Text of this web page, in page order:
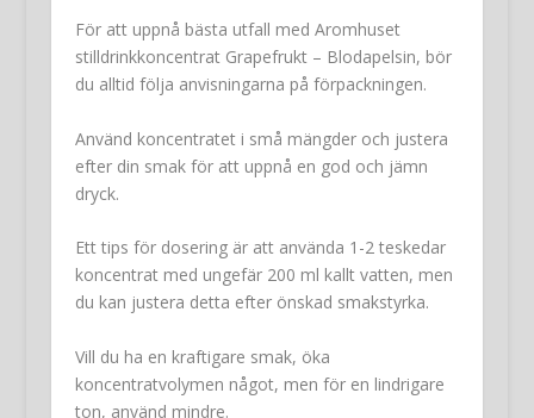
För att uppnå bästa utfall med Aromhuset
stilldrinkkoncentrat Grapefrukt – Blodapelsin, bör
du alltid följa anvisningarna på förpackningen.
Använd koncentratet i små mängder och justera
efter din smak för att uppnå en god och jämn
dryck.
Ett tips för dosering är att använda 1-2 teskedar
koncentrat med ungefär 200 ml kallt vatten, men
du kan justera detta efter önskad smakstyrka.
Vill du ha en kraftigare smak, öka
koncentratvolymen något, men för en lindrigare
ton, använd mindre.